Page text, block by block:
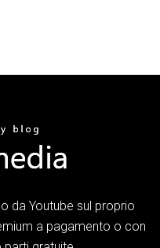
da Youtube sul proprio
a pagamento o con